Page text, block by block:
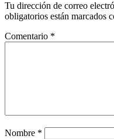
Tu dirección de correo
obligatorios están marcados
Comentario *
Nombre *